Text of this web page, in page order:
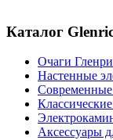
Каталог
Очаги
Настенные
Аксессуары